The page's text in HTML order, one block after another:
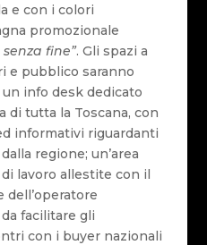
e con i colori
promozionale
fine”. Gli spazi a
e pubblico saranno
info desk dedicato
di tutta la Toscana, con
informativi riguardanti
regione; un’area
lavoro allestite con il
dell’operatore
facilitare gli
con i buyer nazionali